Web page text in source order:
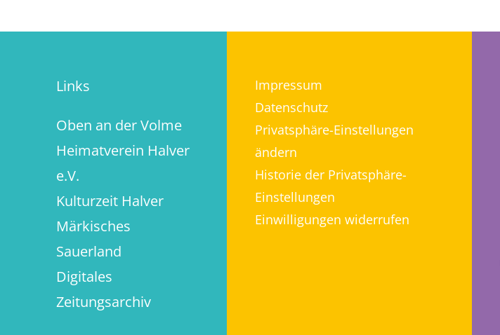
Links
Oben an der Volme
Heimatverein Halver
e.V.
Kulturzeit Halver
Märkisches
Sauerland
Digitales
Zeitungsarchiv
Impressum
Datenschutz
Privatsphäre-Einstellungen
ändern
Historie der Privatsphäre-
Einstellungen
Einwilligungen widerrufen